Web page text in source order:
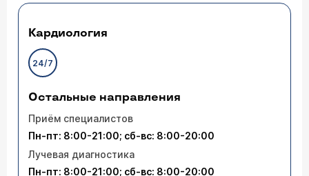
Кардиология
24/7
Остальные направления
Приём специалистов
Пн-пт: 8:00-21:00; сб-вс: 8:00-20:00
Лучевая диагностика
Пн-пт: 8:00-21:00; сб-вс: 8:00-20:00